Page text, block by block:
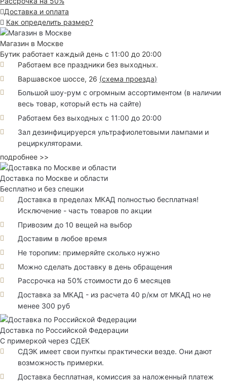
Доставка и оплата
Как определить размер?
Магазин в Москве
Бутик работает каждый день с 11:00 до 20:00
Работаем все праздники без выходных.
Варшавское шоссе, 26 (схема проезда)
Большой шоу-рум с огромным ассортиментом (в наличии
весь товар, который есть на сайте)
Работаем без выходных с 11:00 до 20:00
Зал дезинфицируерся ультрафиолетовыми лампами и
рециркуляторами.
подробнее >>
Доставка по Москве и области
Бесплатно и без спешки
Доставка в пределах МКАД полностью бесплатная!
Исключение - часть товаров по акции
Привозим до 10 вещей на выбор
Доставим в любое время
Не торопим: примеряйте сколько нужно
Можно сделать доставку в день обращения
Рассрочка на 50% стоимости до 6 месяцев
Доставка за МКАД - из расчета 40 р/км от МКАД но не
менее 300 руб
Доставка по Российской Федерации
С примеркой через СДЕК
СДЭК имеет свои пунткы практически везде. Они дают
возможность примерки.
Доставка бесплатная, комиссия за наложенный платеж